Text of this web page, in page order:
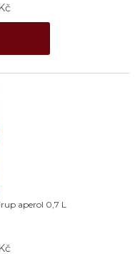
Kč
aperol 0,7 L
Kč